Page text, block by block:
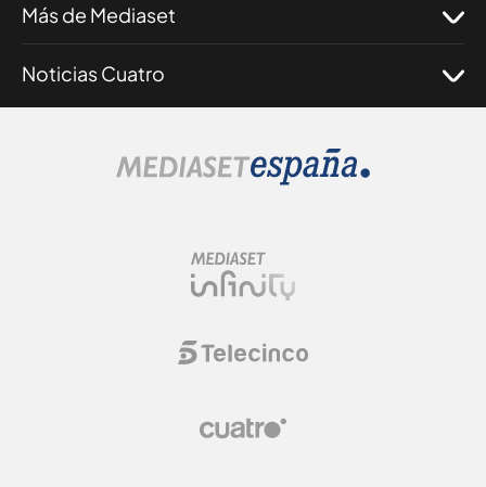
Más de Mediaset
Noticias Cuatro